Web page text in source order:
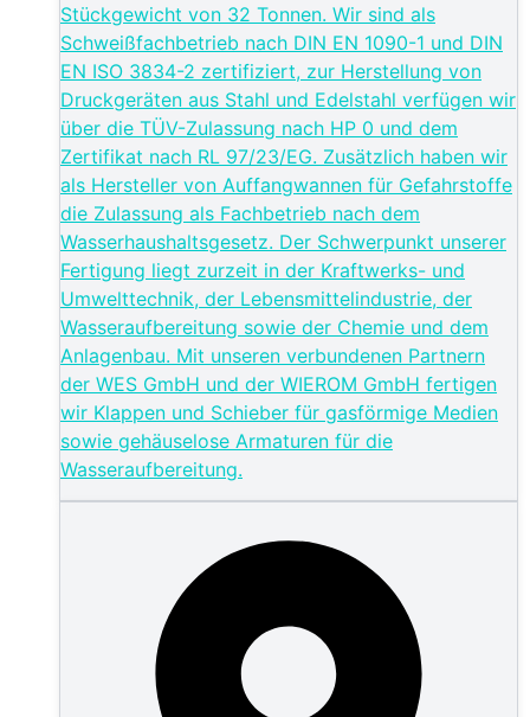
Stückgewicht von 32 Tonnen. Wir sind als
Schweißfachbetrieb nach DIN EN 1090-1 und DIN
EN ISO 3834-2 zertifiziert, zur Herstellung von
Druckgeräten aus Stahl und Edelstahl verfügen wir
über die TÜV-Zulassung nach HP 0 und dem
Zertifikat nach RL 97/23/EG. Zusätzlich haben wir
als Hersteller von Auffangwannen für Gefahrstoffe
die Zulassung als Fachbetrieb nach dem
Wasserhaushaltsgesetz. Der Schwerpunkt unserer
Fertigung liegt zurzeit in der Kraftwerks- und
Umwelttechnik, der Lebensmittelindustrie, der
Wasseraufbereitung sowie der Chemie und dem
Anlagenbau. Mit unseren verbundenen Partnern
der WES GmbH und der WIEROM GmbH fertigen
wir Klappen und Schieber für gasförmige Medien
sowie gehäuselose Armaturen für die
Wasseraufbereitung.